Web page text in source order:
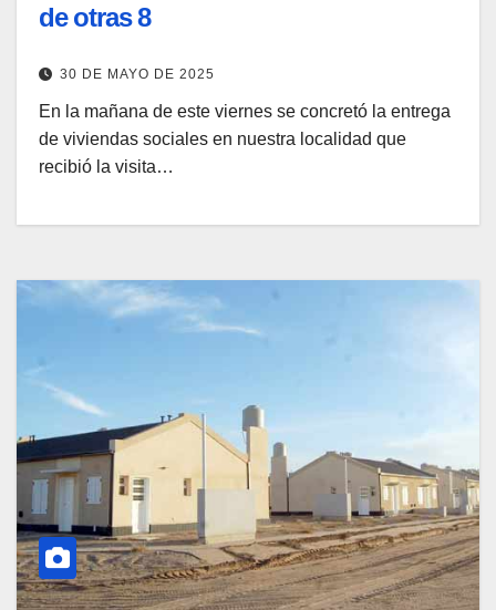
de otras 8
30 DE MAYO DE 2025
En la mañana de este viernes se concretó la entrega
de viviendas sociales en nuestra localidad que
recibió la visita…